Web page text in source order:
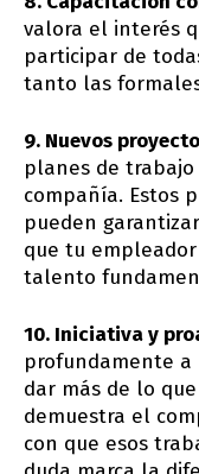
valora el interés
participar de
tanto las
9. Nuevos
planes de
compañía. Estos
pueden
que tu
talento
10. Iniciativa y
profundamente a
dar más de lo
demuestra el
con que esos